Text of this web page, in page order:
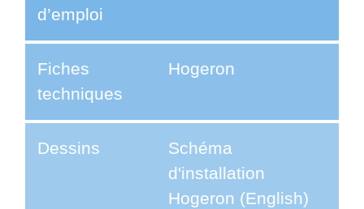
d’emploi
Fiches
techniques
Hogeron
Dessins
Schéma
d'installation
Hogeron (English)